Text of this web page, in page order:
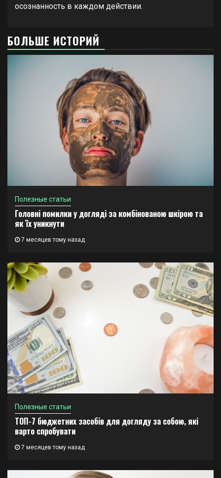
осознанность в каждом действии.
БОЛЬШЕ ИСТОРИЙ
Полезные статьи
Головні помилки у догляді за комбінованою шкірою та
як їх уникнути
7 месяцев тому назад
Полезные статьи
ТОП-7 бюджетних засобів для догляду за собою, які
варто спробувати
7 месяцев тому назад